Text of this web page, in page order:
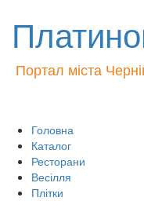
Портал міста
Головна
Каталог
Ресторани
Весілля
Плітки